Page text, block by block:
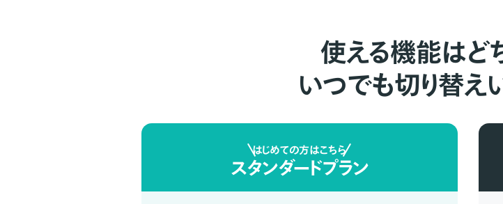
使える機能はど
いつでも切り替え
はじめての方はこちら
スタンダードプラン